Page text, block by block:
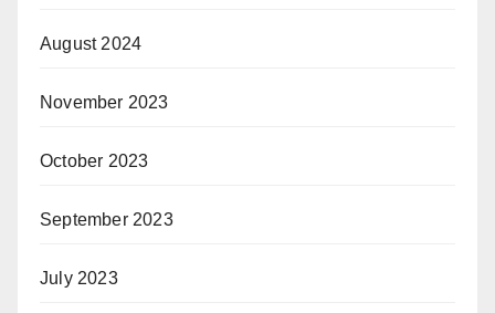
August 2024
November 2023
October 2023
September 2023
July 2023